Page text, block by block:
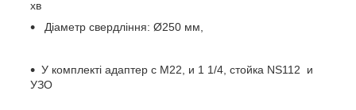
хв
Діаметр свердління: Ø250 мм,
У комплекті адаптер с М22, и 1 1/4, стойка NS112 и
УЗО